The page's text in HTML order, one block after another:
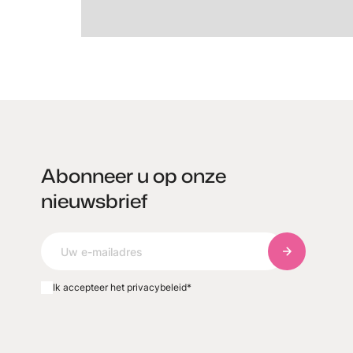
Abonneer u op onze
nieuwsbrief
Abonneer u
Ik accepteer het privacybeleid*